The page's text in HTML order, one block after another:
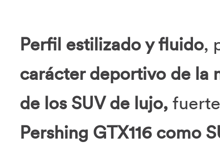
Perfil estilizado y fluido,
carácter deportivo de la
de los SUV de lujo,
Pershing GTX116 como